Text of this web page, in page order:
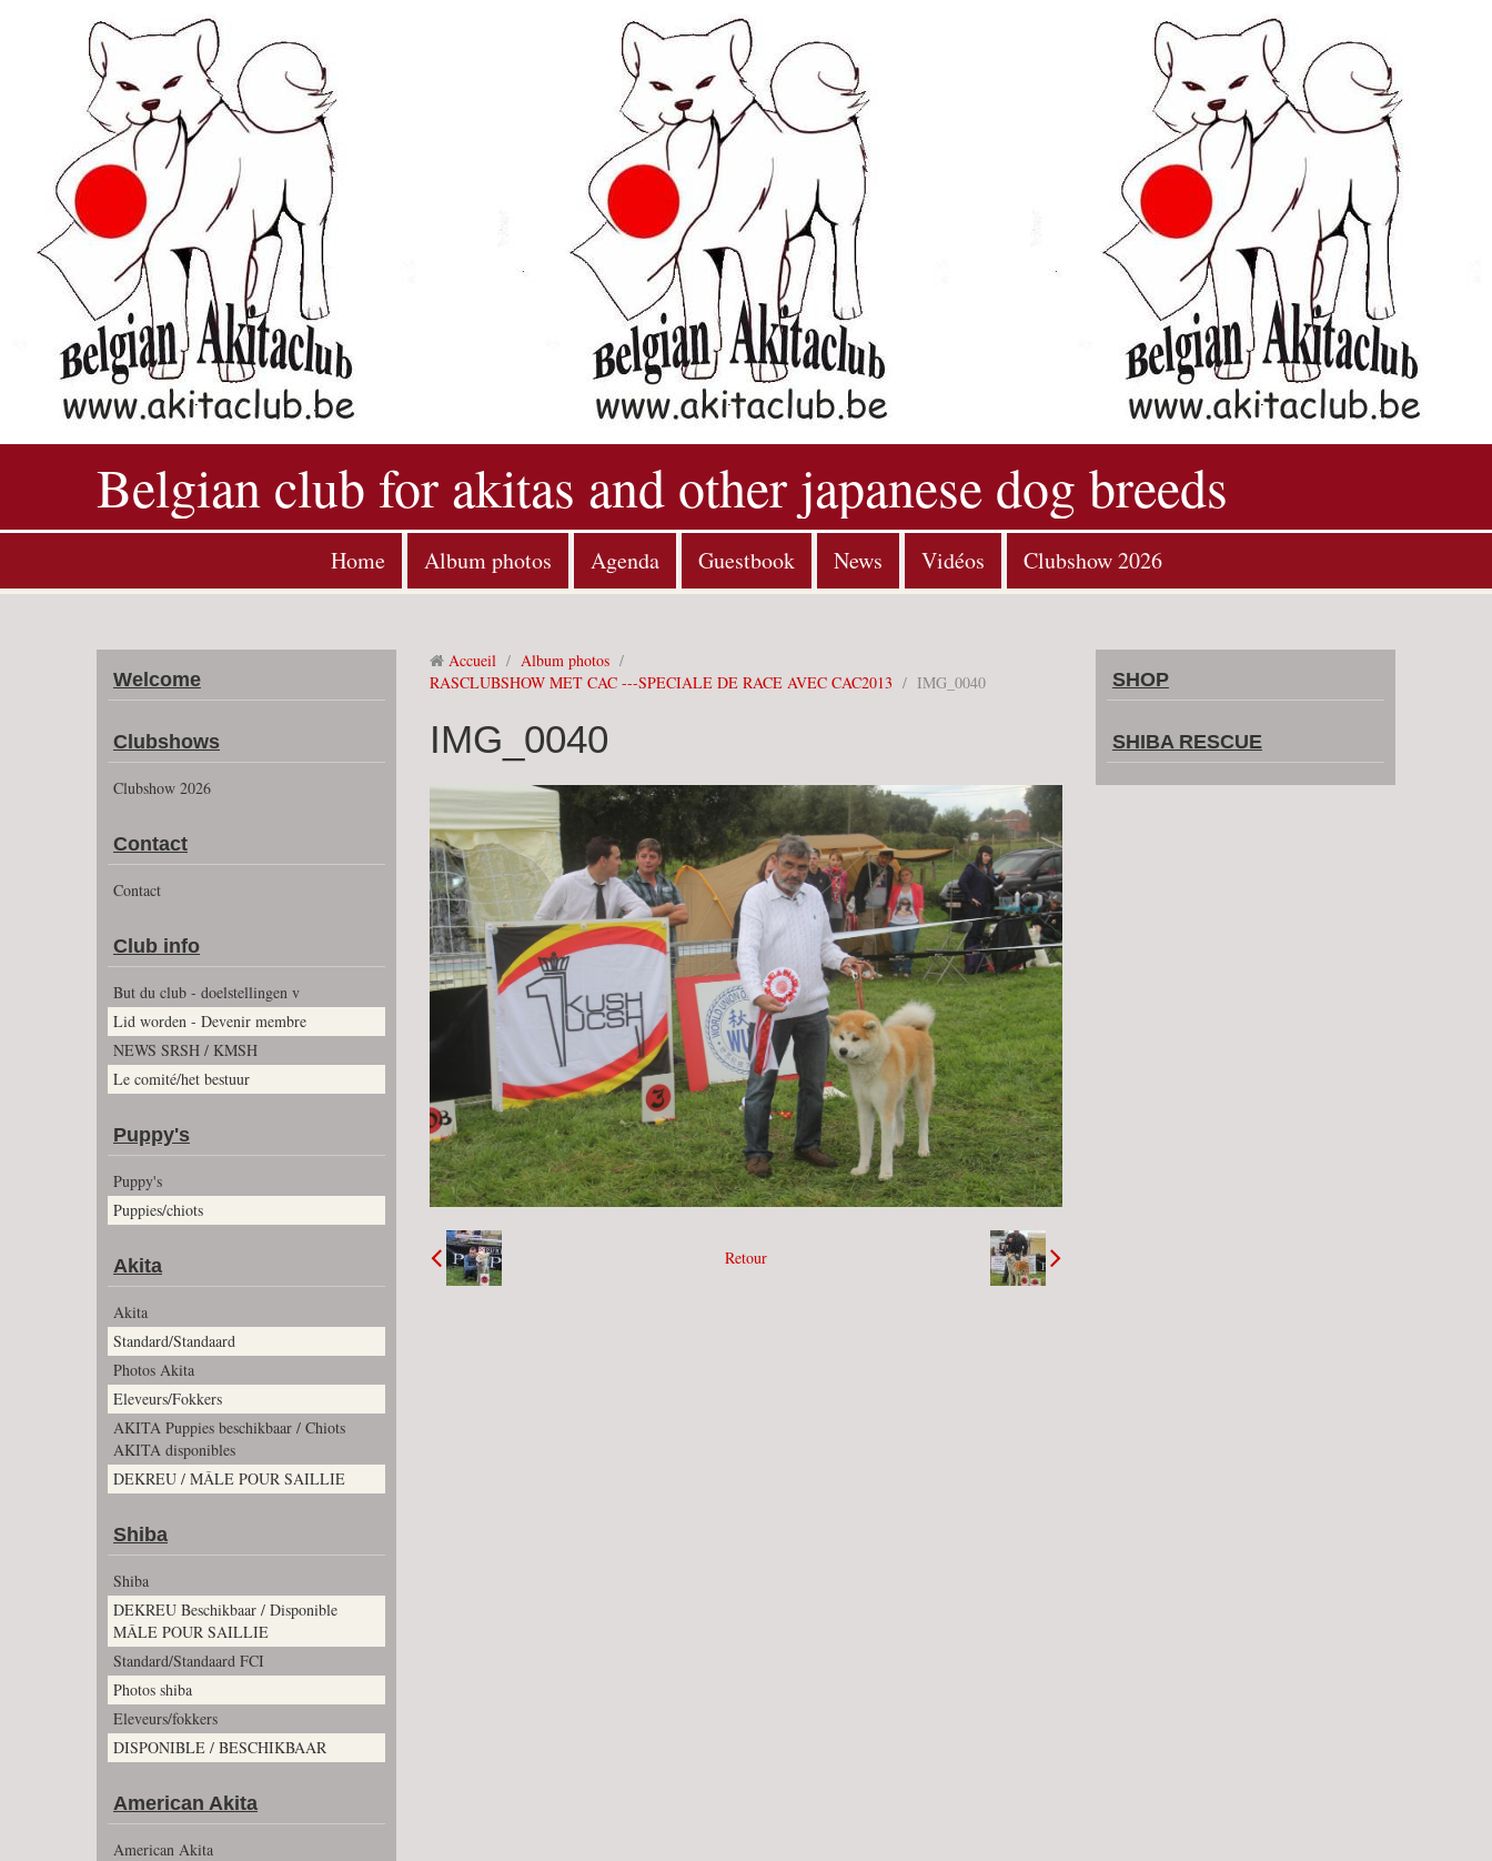
Belgian club for akitas and other japanese dog breeds
Home Album photos Agenda Guestbook News Vidéos Clubshow 2026
Welcome
Clubshows
Clubshow 2026
Contact
Contact
Club info
But du club - doelstellingen v
Lid worden - Devenir membre
NEWS SRSH / KMSH
Le comité/het bestuur
Puppy's
Puppy's
Puppies/chiots
Akita
Akita
Standard/Standaard
Photos Akita
Eleveurs/Fokkers
AKITA Puppies beschikbaar / Chiots
AKITA disponibles
DEKREU / MÂLE POUR SAILLIE
Shiba
Shiba
DEKREU Beschikbaar / Disponible
MÂLE POUR SAILLIE
Standard/Standaard FCI
Photos shiba
Eleveurs/fokkers
DISPONIBLE / BESCHIKBAAR
American Akita
American Akita
Accueil / Album photos /
RASCLUBSHOW MET CAC ---SPECIALE DE RACE AVEC CAC2013 / IMG_0040
IMG_0040
Retour
SHOP
SHIBA RESCUE